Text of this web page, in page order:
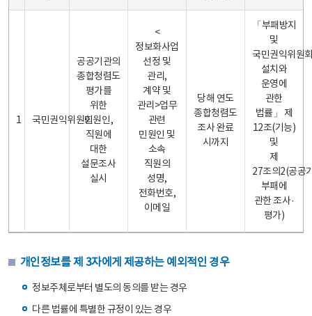
1 국민권익위원회
공공기관의
종합청렴도
평가를
위한
민원인,
직원에
대한
설문조사
실시
<
정보화사업
선정 및
관리,
계약 및
관리>업무
관련
민원인 및
소속
직원의
성명,
전화번호,
이메일
당해 연도
종합청렴도
조사 완료
시까지
「부패방지
및
국민권익위원
설치와
운영에
관한
법률」 제
12조(기능)
및
제
27조의2(공공
부패에
관한 조사·
평가)
개인정보를 제 3자에게 제공하는 예외적인 경우
정보주체로부터 별도의 동의를 받는 경우
다른 법률에 특별한 규정이 있는 경우